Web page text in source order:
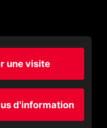
une visite
d'information